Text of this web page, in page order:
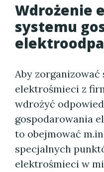
Wdrożenie
systemu
Aby
elektrośmieci z
wdrożyć
gospodarowania
to obejmować
specjalnych
elektrośmieci w